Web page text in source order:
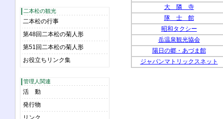
二本松の観光
二本松の行事
第48回二本松の菊人形
第51回二本松の菊人形
お役立ちリンク集
管理人関連
活 動
発行物
リンク
大 隣 寺
隊 士 館
昭和タクシー
岳温泉観光協会
陽日の郷・あづま館
ジャパンマトリックスネット